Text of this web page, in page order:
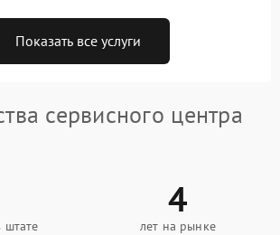
Показать все услуги
сервисного центра
штате
4
лет на рынке